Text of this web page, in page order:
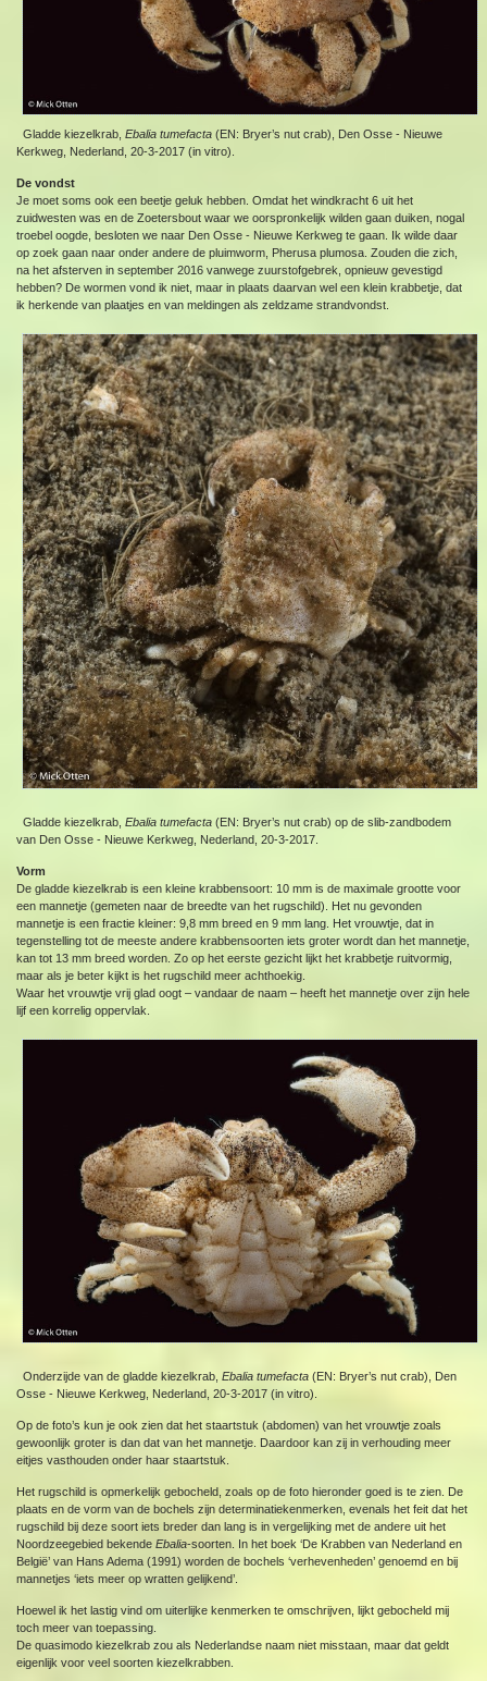
Gladde kiezelkrab,Ebalia tumefacta (EN: Bryer’s nut crab), Den Osse - Nieuwe
Kerkweg, Nederland, 20-3-2017 (in vitro).
De vondst
Je moet soms ook een beetje geluk hebben. Omdat het windkracht 6 uit het
zuidwesten was en de Zoetersbout waar we oorspronkelijk wilden gaan duiken, nogal
troebel oogde, besloten we naar Den Osse - Nieuwe Kerkweg te gaan. Ik wilde daar
op zoek gaan naar onder andere de pluimworm, Pherusa plumosa. Zouden die zich,
na het afsterven in september 2016 vanwege zuurstofgebrek, opnieuw gevestigd
hebben? De wormen vond ik niet, maar in plaats daarvan wel een klein krabbetje, dat
ik herkende van plaatjes en van meldingen als zeldzame strandvondst.
Gladde kiezelkrab,Ebalia tumefacta (EN: Bryer’s nut crab) op de slib-zandbodem
van Den Osse - Nieuwe Kerkweg, Nederland, 20-3-2017.
Vorm
De gladde kiezelkrab is een kleine krabbensoort: 10 mm is de maximale grootte voor
een mannetje (gemeten naar de breedte van het rugschild). Het nu gevonden
mannetje is een fractie kleiner: 9,8 mm breed en 9 mm lang. Het vrouwtje, dat in
tegenstelling tot de meeste andere krabbensoorten iets groter wordt dan het mannetje,
kan tot 13 mm breed worden. Zo op het eerste gezicht lijkt het krabbetje ruitvormig,
maar als je beter kijkt is het rugschild meer achthoekig.
Waar het vrouwtje vrij glad oogt – vandaar de naam – heeft het mannetje over zijn hele
lijf een korrelig oppervlak.
Onderzijde van de gladde kiezelkrab,Ebalia tumefacta (EN: Bryer’s nut crab), Den
Osse - Nieuwe Kerkweg, Nederland, 20-3-2017 (in vitro).
Op de foto’s kun je ook zien dat het staartstuk (abdomen) van het vrouwtje zoals
gewoonlijk groter is dan dat van het mannetje. Daardoor kan zij in verhouding meer
eitjes vasthouden onder haar staartstuk.
Het rugschild is opmerkelijk gebocheld, zoals op de foto hieronder goed is te zien. De
plaats en de vorm van de bochels zijn determinatiekenmerken, evenals het feit dat het
rugschild bij deze soort iets breder dan lang is in vergelijking met de andere uit het
Noordzeegebied bekendeEbalia-soorten. In het boek ‘De Krabben van Nederland en
België’ van Hans Adema (1991) worden de bochels ‘verhevenheden’ genoemd en bij
mannetjes ‘iets meer op wratten gelijkend’.
Hoewel ik het lastig vind om uiterlijke kenmerken te omschrijven, lijkt gebocheld mij
toch meer van toepassing.
De quasimodo kiezelkrab zou als Nederlandse naam niet misstaan, maar dat geldt
eigenlijk voor veel soorten kiezelkrabben.